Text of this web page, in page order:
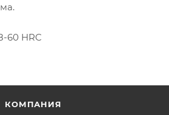
60 HRC
КОМПАНИЯ